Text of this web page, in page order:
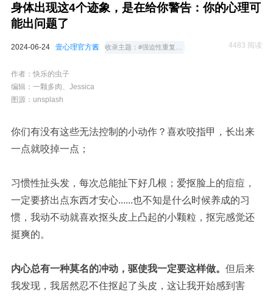
身体出现这4个迹象，是在给你警告：你的心理可
能出问题了
2024-06-24 壹心理官方酱 收录主题： #强迫性重复与强迫症 4483 阅读
作者：快乐的虫子
编辑：一颗多肉、Jessica
图源：unsplash
你们有没有这些无法控制的小动作？ 喜欢咬指甲，长出来
一点就咬掉一点；
习惯性扯头发，每次总能扯下好几根； 爱抠脸上的痘痘，
一定要挤出点东西才安心......也不知是什么时候养成的习
惯，我动不动就喜欢抠头皮上凸起的小颗粒，抠完感觉还
挺爽的。
内心总有一种莫名的冲动，驱使我一定要这样做。 但后来
我发现，我居然忍不住抠起了头皮，这让我开始感到害